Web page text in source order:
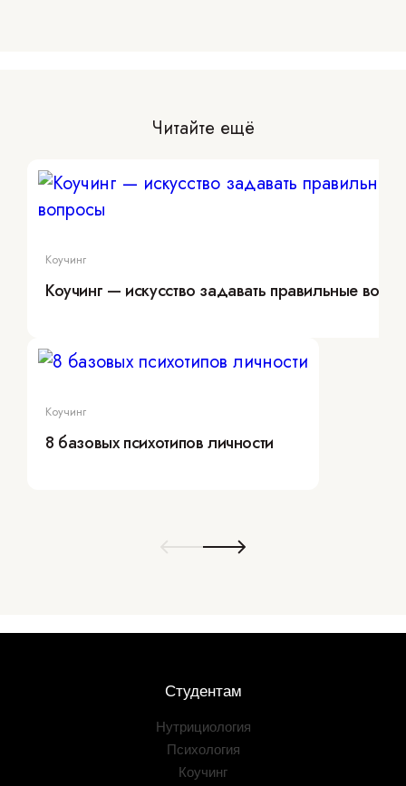
Читайте ещё
Коучинг
Коучинг — искусство задавать правильные
Коучинг
8 базовых психотипов личности
Студентам
Нутрициология
Психология
Коучинг